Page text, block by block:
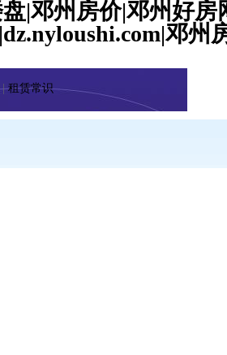
|邓州房价|邓州好房
邓州
|租赁常识